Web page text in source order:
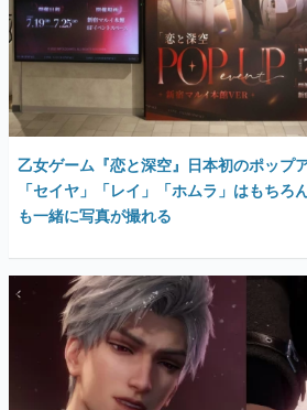
乙女ゲーム『恋と深空』日本初のポップ
「セイヤ」「レイ」「ホムラ」はもちろ
も一緒に写真が撮れる